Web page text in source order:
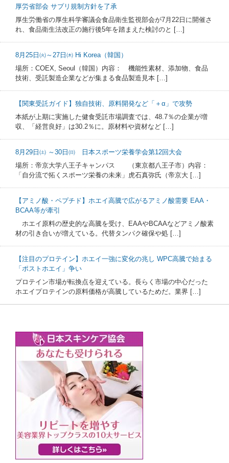
厚労省部会 サプリ規制方針を了承
厚生労働省の厚生科学審議会食品衛生監視部会が7月22日に開催さ
れ、食品衛生法改正の施行後5年を踏まえた検討のと […]
8月25日㈫～27日㈭ Hi Korea（韓国）
場所：COEX, Seoul（韓国）内容： 機能性素材、添加物、食品
技術、受託製造企業などが集まる食品製造見本 […]
【関東受託ガイド】独自技術、原料開発など「＋α」で攻勢
本紙が上期に実施した健食受託市場調査では、48.7％の企業が増
収、「経営良好」は30.2％に。原材料や資材など […]
8月29日㈯ ～30日㈰ 日本スポーツ栄養学会第12回大会
場所：帝京大学八王子キャンパス （東京都八王子市）内容：
「自分流で拓くスポーツ栄養の未来」虎石真弥氏（帝京大 […]
【アミノ酸・ペプチド】ホエイ高騰で広がるアミノ酸需要 EAA・
BCAA等が牽引
ホエイ原料の歴史的な高騰を受け、EAAやBCAAなどアミノ酸素
材の引き合いが増えている。代替タンパク確保や処 […]
【注目のプロテイン】ホエイ一強に変化の兆し WPC高騰で始まる
「ポストホエイ」争い
プロテイン市場が転換点を迎えている。長らく市場の中心だった
ホエイプロテインの原料価格が高騰しているためだ。業界 […]